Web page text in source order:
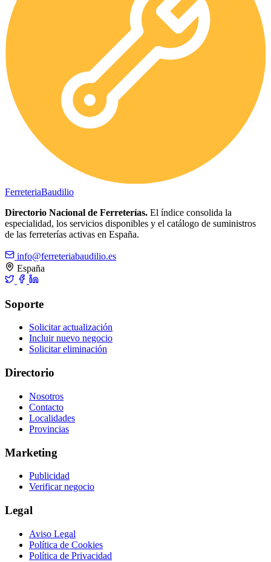
FerreteriaBaudilio
Directorio Nacional de Ferreterías. El índice consolida la
especialidad, los servicios disponibles y el catálogo de suministros
de las ferreterías activas en España.
info@ferreteriabaudilio.es
España
Soporte
Solicitar actualización
Incluir nuevo negocio
Solicitar eliminación
Directorio
Nosotros
Contacto
Localidades
Provincias
Marketing
Publicidad
Verificar negocio
Legal
Aviso Legal
Política de Cookies
Política de Privacidad